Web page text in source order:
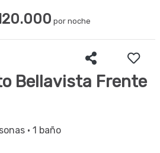
por noche
Bellavista Frente
· 1 baño